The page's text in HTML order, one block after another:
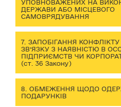
УПОВНОВАЖЕНИХ НА
ДЕРЖАВИ АБО МІСЦЕВОГО
САМОВРЯДУВАННЯ
7. ЗАПОБІГАННЯ КОНФЛІКТУ
ЗВ’ЯЗКУ З НАЯВНІСТЮ В
ПІДПРИЄМСТВ ЧИ
(ст. 36 Закону)
8. ОБМЕЖЕННЯ ЩОДО
ПОДАРУНКІВ